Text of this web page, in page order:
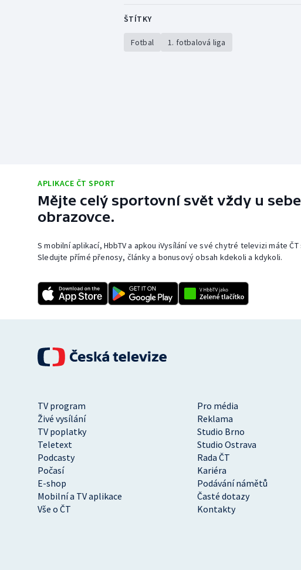
ŠTÍTKY
Fotbal 1. fotbalová liga
APLIKACE ČT SPORT
Mějte celý sportovní svět vždy u
obrazovce.
S mobilní aplikací, HbbTV a apkou iVysílání ve své chytré televizi máte
Sledujte přímé přenosy, články a bonusový obsah kdekoli a kdykoli.
TV program
Pro média
Živé vysílání
Reklama
TV poplatky
Studio Brno
Teletext
Studio Ostrava
Podcasty
Rada ČT
Počasí
Kariéra
E-shop
Podávání námětů
Mobilní a TV aplikace
Časté dotazy
Vše o ČT
Kontakty